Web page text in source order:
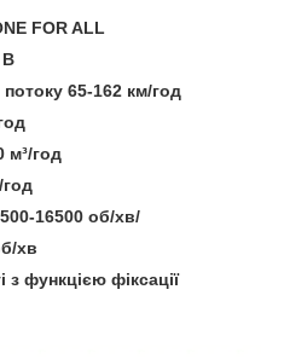
FOR ALL
В
65-162 км/год
м³/год
16500 об/хв/
хв
функцією фіксації